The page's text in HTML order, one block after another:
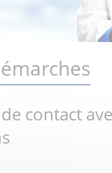
contact